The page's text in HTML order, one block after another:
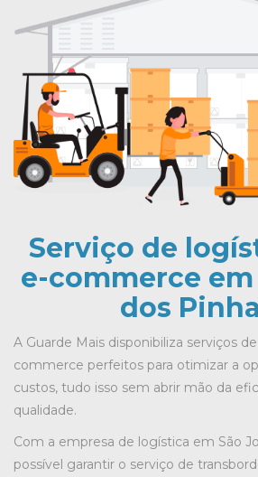
Serviço de
e-commerce em
dos
A Guarde Mais disponibiliza serviços
commerce perfeitos para otimizar a
custos, tudo isso sem abrir mão da
qualidade.
Com a empresa de logística em São
possível garantir o serviço de